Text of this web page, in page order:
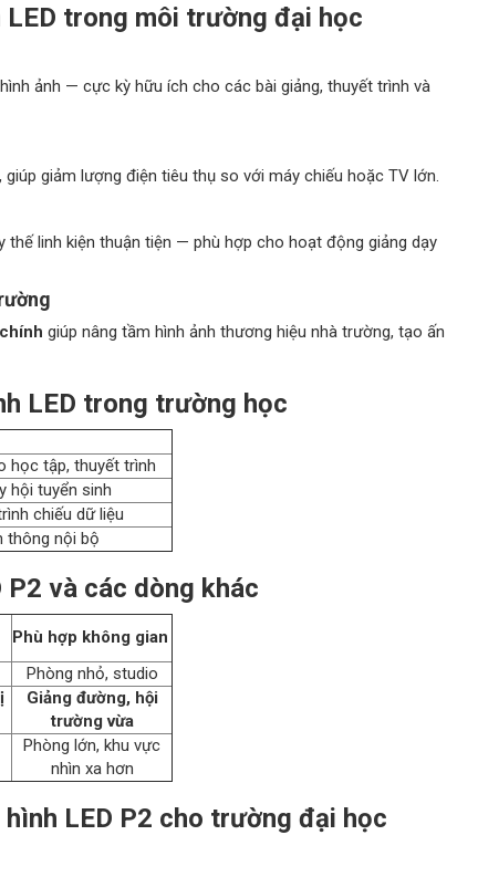
trong môi trường đại học
ảnh — cực kỳ hữu ích cho các bài giảng, thuyết trình và
, giúp giảm lượng điện tiêu thụ so với máy chiếu hoặc TV lớn.
thế linh kiện thuận tiện — phù hợp cho hoạt động giảng dạy
giúp nâng tầm hình ảnh thương hiệu nhà trường, tạo ấn
LED trong trường học
học tập, thuyết trình
hội tuyển sinh
chiếu dữ liệu
thông nội bộ
P2 và các dòng khác
Phù hợp không gian
Phòng nhỏ, studio
Giảng đường, hội
trường vừa
Phòng lớn, khu vực
nhìn xa hơn
LED P2 cho trường đại học